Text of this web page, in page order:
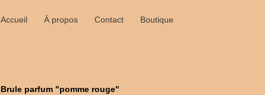
Accueil À propos Contact Boutique
Brule parfum "pomme rouge"